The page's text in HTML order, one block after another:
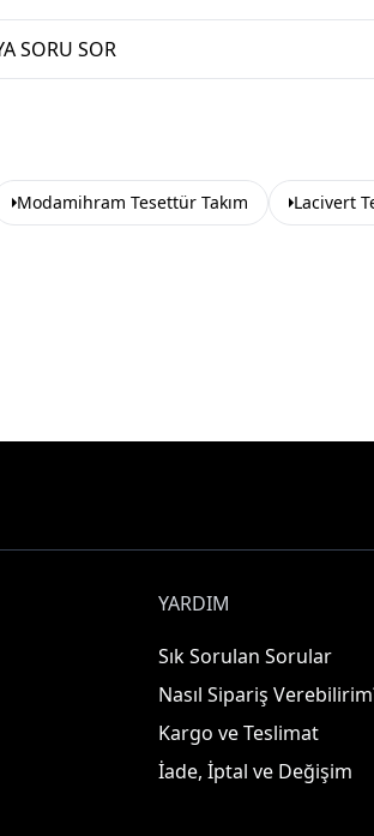
SORU SOR
Modamihram Tesettür Takım Lacivert
YARDIM
Sık Sorulan Sorular
Nasıl Sipariş
Kargo ve Teslimat
İade, İptal ve Değişim